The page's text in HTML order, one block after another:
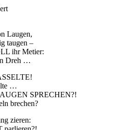
Laugen,
taugen –
ihr Metier:
Dreh …
…
SPRECHEN?!
brechen?
zieren: